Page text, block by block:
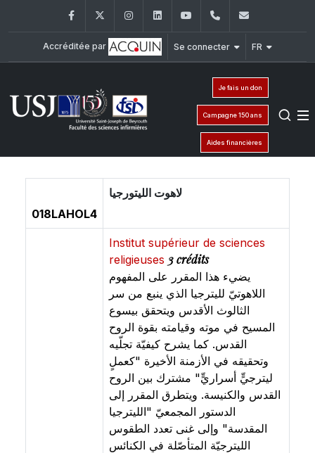
FacebookTwitter InstagramLinkedInYouTube+961 (1) 421 240
Accréditée par Se connecter FR
Je fais un don
Campagne 150 ans
Aides financières
018LAHOL4
لاهوت الليتورجيا
Institut supérieur de sciences
religieuses 3 crédits
يضيء هذا المقرر على المفهوم
اللاهوتيّ لليترجيا الذي ينبع من سر
الثالوث الأقدس ويتحقق بيسوع
المسيح في موته وقيامته بقوة الروح
القدس. كما يشرح كيفيّة تجلّيه
وتحقيقه في الأزمنة الأخيرة "كعملٍ
ليترجيٍّ أسراريٍّ" مشترك بين الروح
القدس والكنيسة. ويتطرق المقرر إلى
الدستور المجمعيّ "الليترجيا
المقدسة" وإلى غنى تعدد الطقوس
الليترجيّة المتأصّلة في الكنائس